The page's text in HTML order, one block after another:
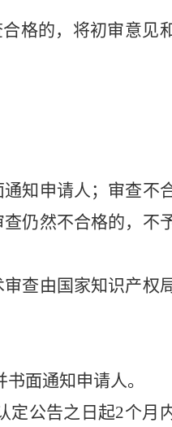
格的，将初审意见
知申请人；审查不
仍然不合格的，不
查由国家知识产权
面通知申请人。
定公告之日起2个月